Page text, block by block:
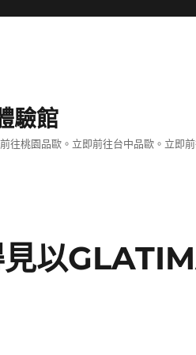
驗館
往桃園品歐。立即前往台中品歐。立即
以